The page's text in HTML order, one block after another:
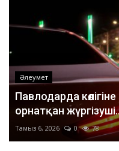
Әлеумет
Павлодарда
орнатқан
Тамыз 6, 2026 0 78